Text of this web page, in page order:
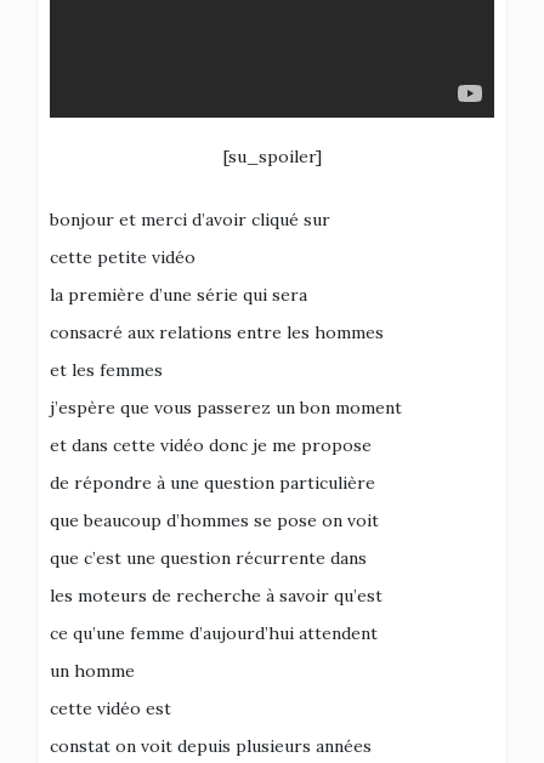
[su_spoiler]
bonjour et merci d’avoir cliqué sur
cette petite vidéo
la première d’une série qui sera
consacré aux relations entre les hommes
et les femmes
j’espère que vous passerez un bon moment
et dans cette vidéo donc je me propose
de répondre à une question particulière
que beaucoup d’hommes se pose on voit
que c’est une question récurrente dans
les moteurs de recherche à savoir qu’est
ce qu’une femme d’aujourd’hui attendent
un homme
cette vidéo est
constat on voit depuis plusieurs années